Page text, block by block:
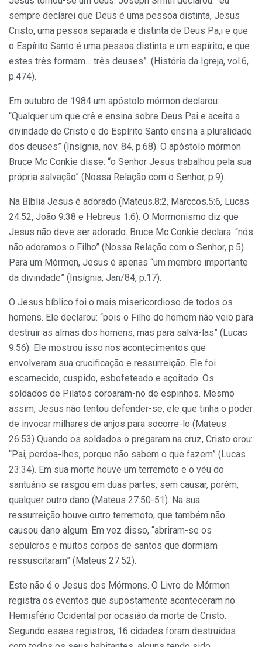
sempre declarei que Deus é uma pessoa distinta, Jesus
Cristo, uma pessoa separada e distinta de Deus Pa,i e que
o Espírito Santo é uma pessoa distinta e um espírito; e que
estes três formam… três deuses”. (História da Igreja, vol.6,
p.474).
Em outubro de 1984 um apóstolo mórmon declarou:
“Qualquer um que crê e ensina sobre Deus Pai e aceita a
divindade de Cristo e do Espírito Santo ensina a pluralidade
dos deuses” (Insígnia, nov. 84, p.68). O apóstolo mórmon
Bruce Mc Conkie disse: “o Senhor Jesus trabalhou pela sua
própria salvação” (Nossa Relação com o Senhor, p.9).
Na Bíblia Jesus é adorado (Mateus.8:2, Marccos.5:6, Lucas
24:52, João 9:38 e Hebreus 1:6). O Mormonismo diz que
Jesus não deve ser adorado. Bruce Mc Conkie declara: “nós
não adoramos o Filho” (Nossa Relação com o Senhor, p.5).
Para um Mórmon, Jesus é apenas “um membro importante
da divindade” (Insígnia, Jan/84, p.17).
O Jesus bíblico foi o mais misericordioso de todos os
homens. Ele declarou: “pois o Filho do homem não veio para
destruir as almas dos homens, mas para salvá-las” (Lucas
9:56). Ele mostrou isso nos acontecimentos que
envolveram sua crucificação e ressurreição. Ele foi
escarnecido, cuspido, esbofeteado e açoitado. Os
soldados de Pilatos coroaram-no de espinhos. Mesmo
assim, Jesus não tentou defender-se, ele que tinha o poder
de invocar milhares de anjos para socorre-lo (Mateus
26:53) Quando os soldados o pregaram na cruz, Cristo orou:
“Pai, perdoa-lhes, porque não sabem o que fazem” (Lucas
23:34). Em sua morte houve um terremoto e o véu do
santuário se rasgou em duas partes, sem causar, porém,
qualquer outro dano (Mateus 27:50-51). Na sua
ressurreição houve outro terremoto, que também não
causou dano algum. Em vez disso, “abriram-se os
sepulcros e muitos corpos de santos que dormiam
ressuscitaram” (Mateus 27:52).
Este não é o Jesus dos Mórmons. O Livro de Mórmon
registra os eventos que supostamente aconteceram no
Hemisfério Ocidental por ocasião da morte de Cristo.
Segundo esses registros, 16 cidades foram destruídas